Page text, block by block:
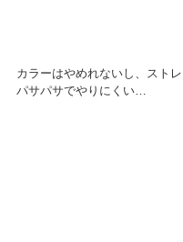
カラーはやめれないし、ストレ
パサパサでやりにくい…